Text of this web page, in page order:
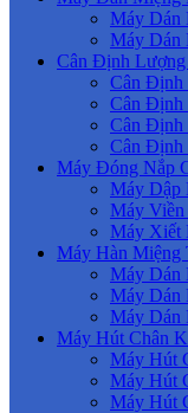
Máy Dán
Máy Dán
Cân Định
Cân Định
Cân Định
Cân Định
Cân Định
Máy Đóng Nắp
Máy Dập
Máy
Máy Xiết
Máy Hàn Miệng
Máy Dán
Máy Dán
Máy Dán
Máy Hút Chân
Máy Hút
Máy Hút
Máy Hút